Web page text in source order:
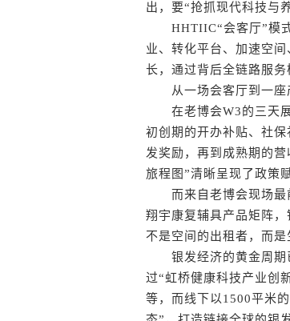
出，要“抢抓现代科技与
HHTIIC“会客厅”模式
业、转化平台、加速空
长，通过背后全链路服务
从一场会客厅到一座
在老博会W3的三天展
初创期的开办补贴、社
发奖励，再到成熟期的
旅程图”清晰呈现了政策
而来自老博会现场最
翔宇康复辅具产品矩阵
不是空间的出租者，而是
银发经济的黄金周期
过“虹桥健康科技产业创
等，而线下以1500平米